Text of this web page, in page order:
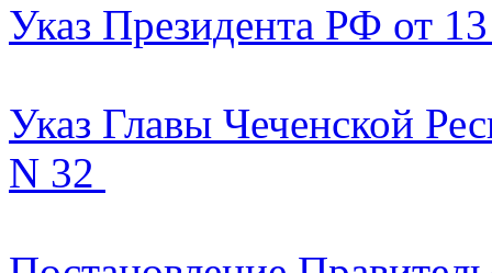
Указ Президента РФ от
Указ Главы Чеченской
N 32